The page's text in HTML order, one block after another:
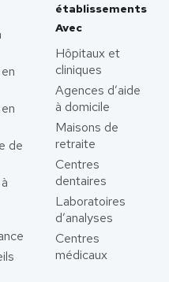
de
établissements
Avec
Hôpitaux et
cliniques
Agences d’aide
à domicile
Maisons de
retraite
Centres
dentaires
Laboratoires
d’analyses
Centres
médicaux